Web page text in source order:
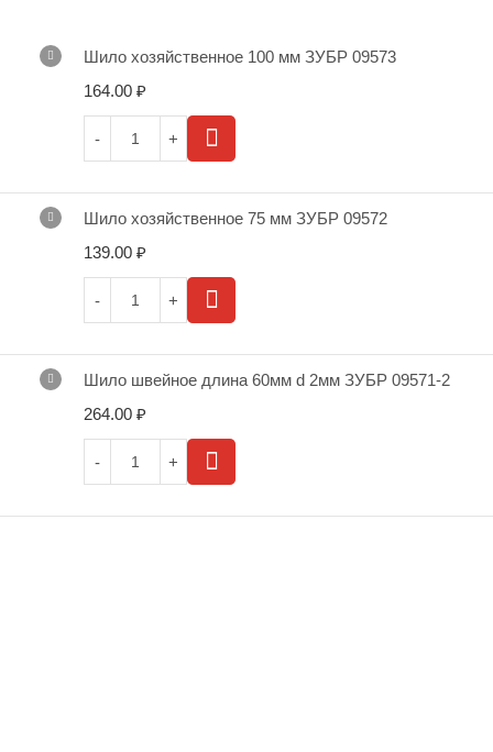
Шило хозяйственное 100 мм ЗУБР 09573
164.00 ₽
Шило хозяйственное 75 мм ЗУБР 09572
139.00 ₽
Шило швейное длина 60мм d 2мм ЗУБР 09571-2
264.00 ₽